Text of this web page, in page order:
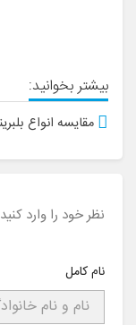
بیشتر بخوانید:
مقایسه انواع
نظر خود را وارد کنید
نام کامل